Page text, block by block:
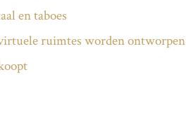
en taboes
ruimtes worden ontworpen